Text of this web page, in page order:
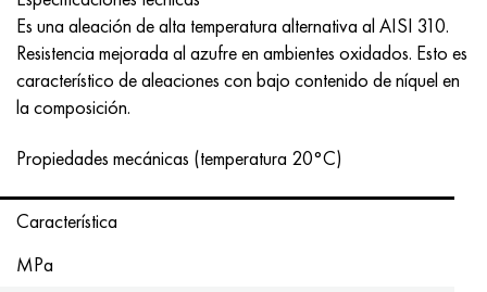
Es una aleación de alta temperatura alternativa al AISI 310.
Resistencia mejorada al azufre en ambientes oxidados. Esto es
característico de aleaciones con bajo contenido de níquel en
la composición.
Propiedades mecánicas (temperatura 20°C)
Característica
MPa
Nimónico 90
Nimónico 263
Haynes 25
Haynes 188
Haynes 230
tubo de precisión
H70MFV
AM-350 - ams 5548
AM-355 - ams 5547
Custom 450® - uns S45000
Ascoloy griego 418
Tubería resistente a la corrosión
45Х14Н14В2М
50X14MF
65X13
90X18MF
95X18
ac35g2, 36smnpb14, 1.0765
38x2n2ma, 34CrNiMo6, 40NiCrMo7
40hn2ma, 34CrNiMo4, 36hnm
38hs, 37hs
38XA, 37Cr4, AISI 5135